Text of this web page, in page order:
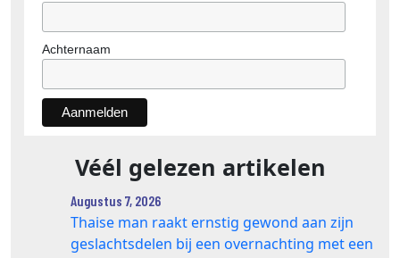
Achternaam
Véél gelezen artikelen
Augustus 7, 2026
Thaise man raakt ernstig gewond aan zijn
geslachtsdelen bij een overnachting met een